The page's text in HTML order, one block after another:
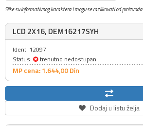
Slike su informativnog karaktera i mogu se razlikovati od proizvoda
LCD 2X16, DEM16217SYH
Ident: 12097
Status:
trenutno nedostupan
MP cena: 1.644,00Din
Dodaj u listu želja